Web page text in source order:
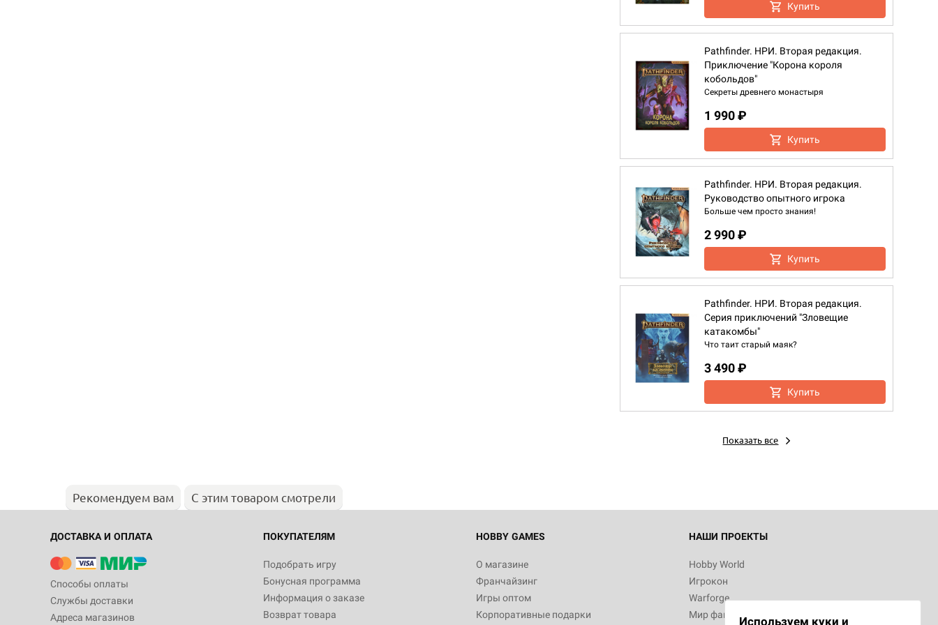
Купить
Pathfinder. НРИ. Вторая редакция.
Приключение "Корона короля
кобольдов"
Секреты древнего монастыря
1 990 ₽
Купить
Pathfinder. НРИ. Вторая редакция.
Руководство опытного игрока
Больше чем просто знания!
2 990 ₽
Купить
Pathfinder. НРИ. Вторая редакция.
Серия приключений "Зловещие
катакомбы"
Что таит старый маяк?
3 490 ₽
Купить
Показать все
Рекомендуем вам С этим товаром смотрели
ДОСТАВКА И ОПЛАТА
Способы оплаты
Службы доставки
Адреса магазинов
ПОКУПАТЕЛЯМ
Подобрать игру
Бонусная программа
Информация о заказе
Возврат товара
HOBBY GAMES
О магазине
Франчайзинг
Игры оптом
Корпоративные подарки
НАШИ ПРОЕКТЫ
Hobby World
Игрокон
Warforge
Мир фантастикиИспользуем куки и